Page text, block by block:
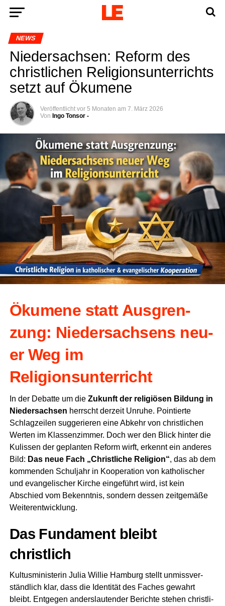
NEWS
Nie­der­sach­sen: Reform des
christ­li­chen Reli­gi­ons­un­ter­richts
setzt auf Ökumene
Veröffentlicht vor 5 Monaten am 7. März 2026
Von Ingo Tonsor -
Öku­me­ne statt Aus­gren­
zung: Nie­der­sach­sens neu­
er Weg im
Religionsunterricht
In der Debat­te um die Zukunft der reli­giö­sen Bil­dung in
Nie­der­sach­sen herrscht der­zeit Unru­he. Poin­tier­te
Schlag­zei­len sug­ge­rie­ren eine Abkehr von christ­li­chen
Wer­ten im Klas­sen­zim­mer. Doch wer den Blick hin­ter die
Kulis­sen der geplan­ten Reform wirft, erkennt ein ande­res
Bild: Das neue Fach „Christ­li­che Reli­gi­on“, das ab dem
kom­men­den Schul­jahr in Koope­ra­ti­on von katho­li­scher
und evan­ge­li­scher Kir­che ein­ge­führt wird, ist kein
Abschied vom Bekennt­nis, son­dern des­sen zeit­ge­mä­ße
Weiterentwicklung.
Das Fun­da­ment bleibt
christlich
Kul­tus­mi­nis­te­rin Julia Wil­lie Ham­burg stellt unmiss­ver­
ständ­lich klar, dass die Iden­ti­tät des Faches gewahrt
bleibt. Ent­ge­gen anders­lau­ten­der Berich­te ste­hen christ­li­